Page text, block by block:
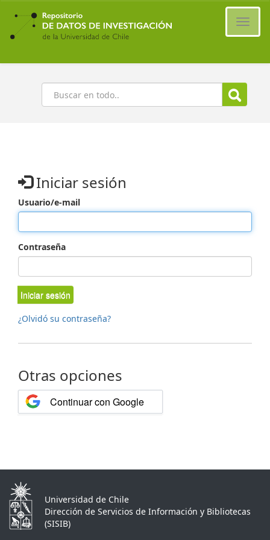
Ir
contenido
principal
Buscar
Iniciar sesión
Usuario/e-mail
Contraseña
Iniciar sesión
¿Olvidó su contraseña?
Otras opciones
Continuar con Google
Universidad de Chile
Dirección de Servicios de Información y Bibliotecas
(SISIB)